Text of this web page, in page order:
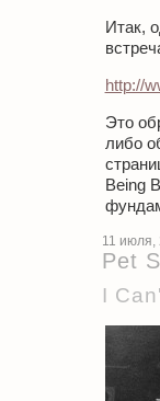
Итак,
http://
Это
либо
Being
11 июля,
Pet
I